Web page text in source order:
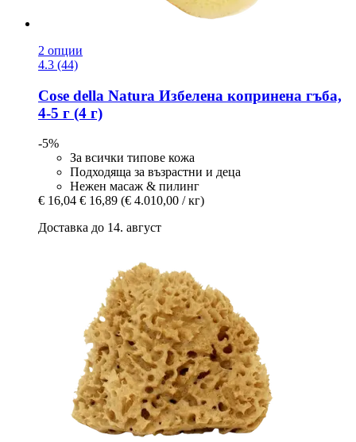
2 опции
4.3 (44)
Cose della Natura Избелена копринена гъба,
4-​5 г (4 г)
-5%
За всички типове кожа
Подходяща за възрастни и деца
Нежен масаж & пилинг
€ 16,04 € 16,89 (€ 4.010,00 / кг)
Доставка до 14. август